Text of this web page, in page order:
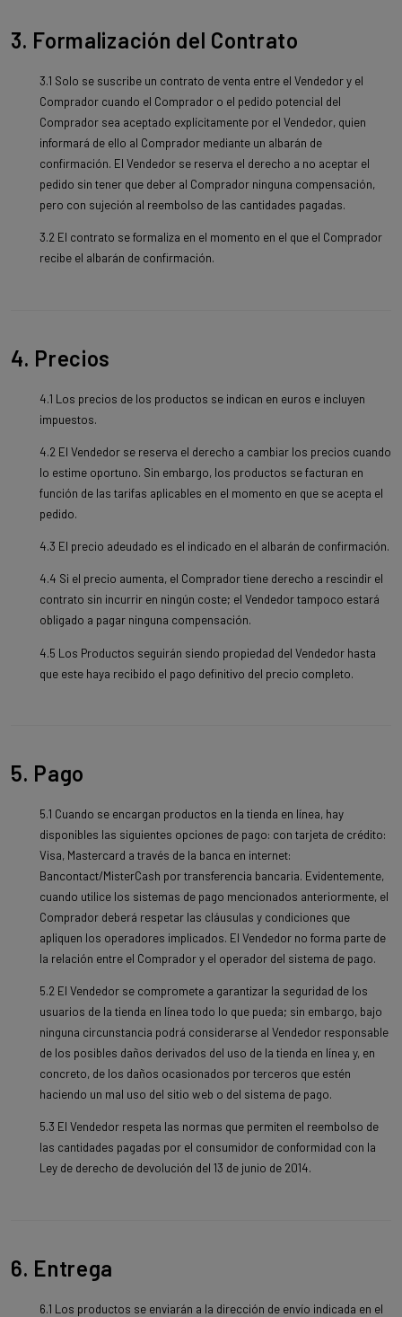
3. Formalización del Contrato
3.1 Solo se suscribe un contrato de venta entre el Vendedor y el
Comprador cuando el Comprador o el pedido potencial del
Comprador sea aceptado explícitamente por el Vendedor, quien
informará de ello al Comprador mediante un albarán de
confirmación. El Vendedor se reserva el derecho a no aceptar el
pedido sin tener que deber al Comprador ninguna compensación,
pero con sujeción al reembolso de las cantidades pagadas.
3.2 El contrato se formaliza en el momento en el que el Comprador
recibe el albarán de confirmación.
4. Precios
4.1 Los precios de los productos se indican en euros e incluyen
impuestos.
4.2 El Vendedor se reserva el derecho a cambiar los precios cuando
lo estime oportuno. Sin embargo, los productos se facturan en
función de las tarifas aplicables en el momento en que se acepta el
pedido.
4.3 El precio adeudado es el indicado en el albarán de confirmación.
4.4 Si el precio aumenta, el Comprador tiene derecho a rescindir el
contrato sin incurrir en ningún coste; el Vendedor tampoco estará
obligado a pagar ninguna compensación.
4.5 Los Productos seguirán siendo propiedad del Vendedor hasta
que este haya recibido el pago definitivo del precio completo.
5. Pago
5.1 Cuando se encargan productos en la tienda en línea, hay
disponibles las siguientes opciones de pago: con tarjeta de crédito:
Visa, Mastercard a través de la banca en internet:
Bancontact/MisterCash por transferencia bancaria. Evidentemente,
cuando utilice los sistemas de pago mencionados anteriormente, el
Comprador deberá respetar las cláusulas y condiciones que
apliquen los operadores implicados. El Vendedor no forma parte de
la relación entre el Comprador y el operador del sistema de pago.
5.2 El Vendedor se compromete a garantizar la seguridad de los
usuarios de la tienda en línea todo lo que pueda; sin embargo, bajo
ninguna circunstancia podrá considerarse al Vendedor responsable
de los posibles daños derivados del uso de la tienda en línea y, en
concreto, de los daños ocasionados por terceros que estén
haciendo un mal uso del sitio web o del sistema de pago.
5.3 El Vendedor respeta las normas que permiten el reembolso de
las cantidades pagadas por el consumidor de conformidad con la
Ley de derecho de devolución del 13 de junio de 2014.
6. Entrega
6.1 Los productos se enviarán a la dirección de envío indicada en el